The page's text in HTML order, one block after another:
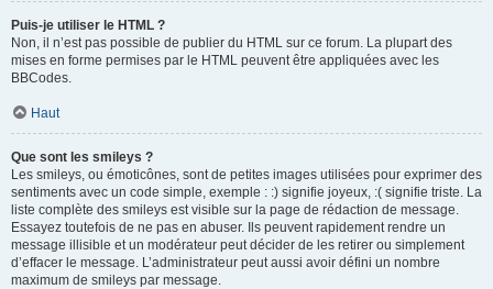
Puis-je utiliser le HTML ?
Non, il n’est pas possible de publier du HTML sur ce forum. La plupart des
mises en forme permises par le HTML peuvent être appliquées avec les
BBCodes.
Haut
Que sont les smileys ?
Les smileys, ou émoticônes, sont de petites images utilisées pour exprimer des
sentiments avec un code simple, exemple : :) signifie joyeux, :( signifie triste. La
liste complète des smileys est visible sur la page de rédaction de message.
Essayez toutefois de ne pas en abuser. Ils peuvent rapidement rendre un
message illisible et un modérateur peut décider de les retirer ou simplement
d’effacer le message. L’administrateur peut aussi avoir défini un nombre
maximum de smileys par message.